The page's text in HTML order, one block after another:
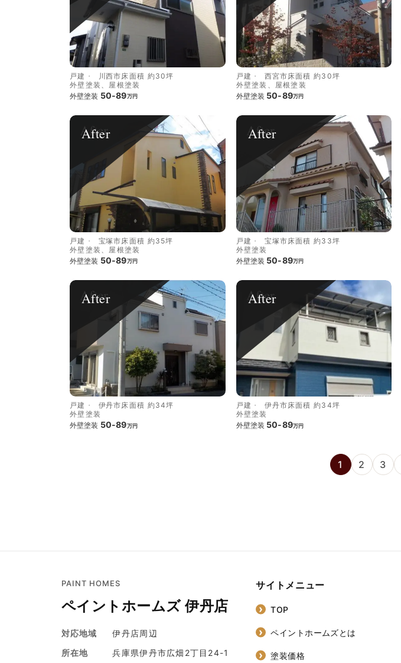
戸建 川西市床面積 約30坪
外壁塗装、屋根塗装
外壁塗装 50-89万円
戸建 西宮市床面積 約30坪
外壁塗装、屋根塗装
外壁塗装 50-89万円
After
戸建 宝塚市床面積 約35坪
外壁塗装、屋根塗装
外壁塗装 50-89万円
After
戸建 宝塚市床面積 約33坪
外壁塗装
外壁塗装 50-89万円
After
戸建 伊丹市床面積 約34坪
外壁塗装
外壁塗装 50-89万円
After
戸建 伊丹市床面積 約34坪
外壁塗装
外壁塗装 50-89万円
1 2 3
PAINT HOMES
ペイントホームズ 伊丹店
対応地域
伊丹店周辺
所在地
兵庫県伊丹市広畑2丁目24-1
サイトメニュー
TOP
ペイントホームズとは
塗装価格